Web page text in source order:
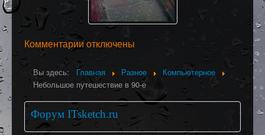
Комментарии отключены
Вы здесь: Главная Разное
Компьютерное
Небольшое путешествие в 90-е
Форум ITsketch.ru